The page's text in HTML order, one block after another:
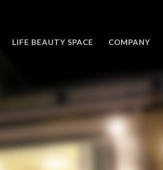
LIFE BEAUTY SPACE COMPANY